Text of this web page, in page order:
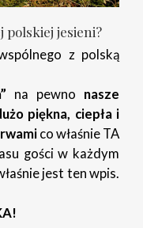
polskiej jesieni?
z polską
na pewno nasze
piękna, ciepła i
co właśnie TA
gości w każdym
jest ten wpis.